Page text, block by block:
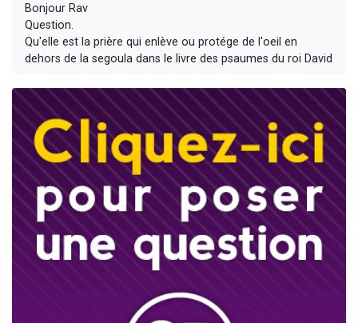
Bonjour Rav
Question.
Qu'elle est la prière qui enlève ou protége de l'oeil en
dehors de la segoula dans le livre des psaumes du roi David